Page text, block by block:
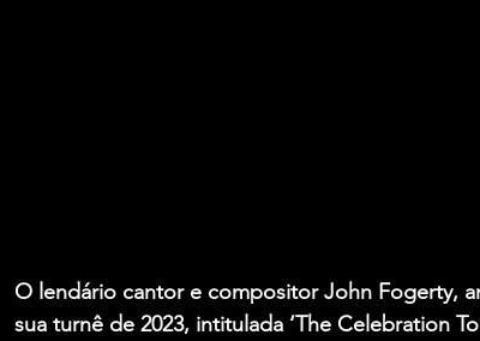
O lendário cantor e compositor John Fogerty,
sua turnê de 2023, intitulada ‘The Celebration